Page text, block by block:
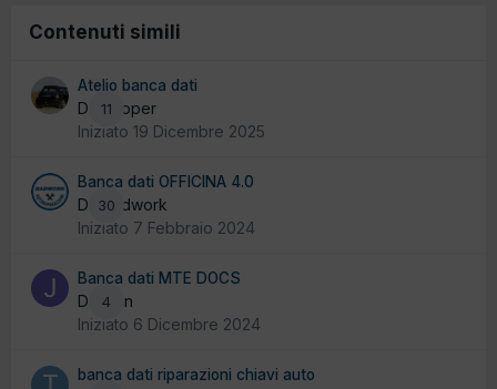
Contenuti simili
11
Atelio banca dati
Da cooper
Iniziato 19 Dicembre 2025
30
Banca dati OFFICINA 4.0
Da badwork
Iniziato 7 Febbraio 2024
4
Banca dati MTE DOCS
Da jean
Iniziato 6 Dicembre 2024
banca dati riparazioni chiavi auto